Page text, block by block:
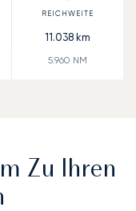
11.038 km
5.960 NM
Zu Ihren